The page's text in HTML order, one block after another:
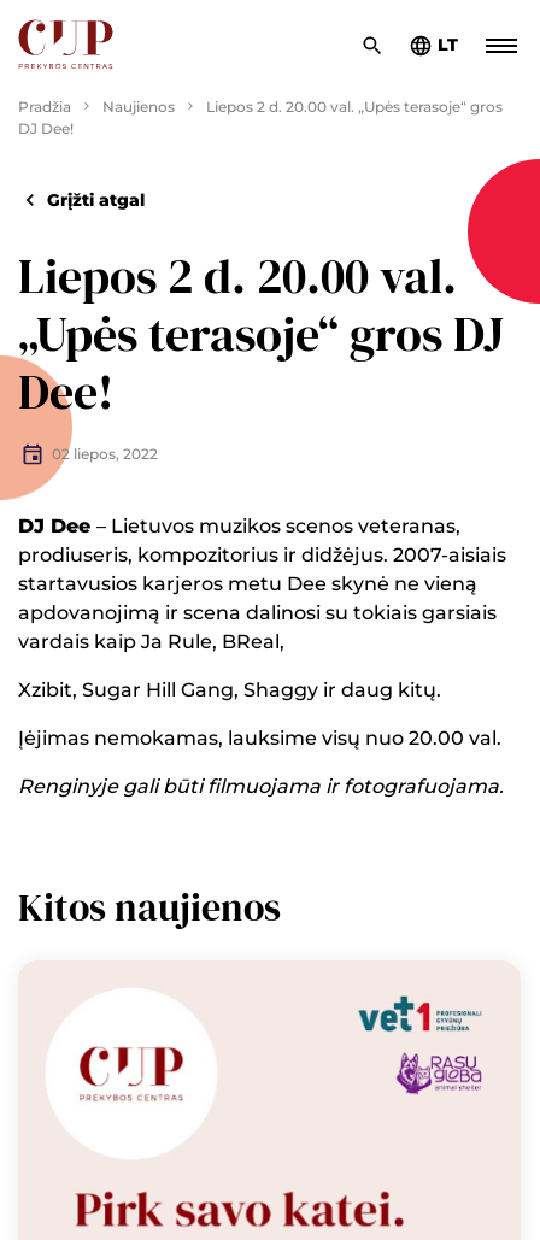
LT
Pradžia Naujienos
Liepos 2 d. 20.00 val. „Upės terasoje“ gros
DJ Dee!
Grįžti atgal
Liepos 2 d. 20.00 val.
„Upės terasoje“ gros DJ
Dee!
02 liepos, 2022
DJ Dee – Lietuvos muzikos scenos veteranas,
prodiuseris, kompozitorius ir didžėjus. 2007-aisiais
startavusios karjeros metu Dee skynė ne vieną
apdovanojimą ir scena dalinosi su tokiais garsiais
vardais kaip Ja Rule, BReal,
Xzibit, Sugar Hill Gang, Shaggy ir daug kitų.
Įėjimas nemokamas, lauksime visų nuo 20.00 val.
Renginyje gali būti filmuojama ir fotografuojama.
Kitos naujienos